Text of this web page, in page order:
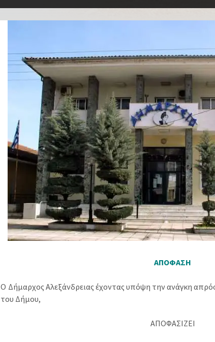
ΑΠΟΦΑΣΗ
Ο Δήμαρχος Αλεξάνδρειας έχοντας υπόψη την ανάγκη
του Δήμου,
ΑΠΟΦΑΣΙΖΕΙ